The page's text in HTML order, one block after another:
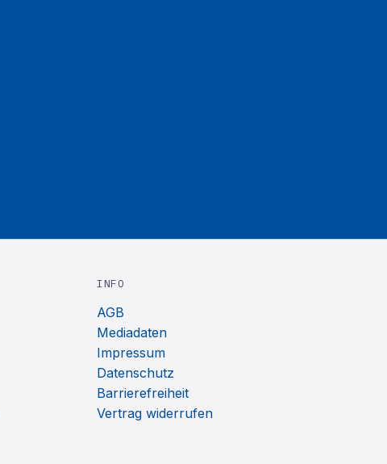
INFO
AGB
Mediadaten
Impressum
Datenschutz
Barrierefreiheit
Vertrag widerrufen